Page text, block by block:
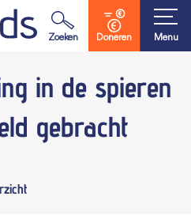
Zoeken Doneren Menu
in de spieren
gebracht